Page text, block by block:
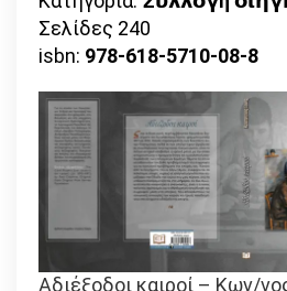
Σελίδες 240
isbn: 978-618-5710-08-8
Αδιέξοδοι καιροί – Κων/